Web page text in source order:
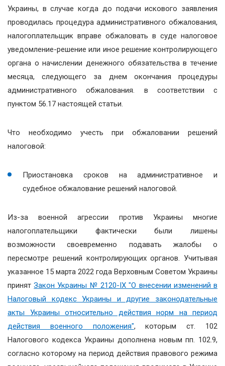
Украины, в случае когда до подачи искового заявления
проводилась процедура административного обжалования,
налогоплательщик вправе обжаловать в суде налоговое
уведомление-решение или иное решение контролирующего
органа о начислении денежного обязательства в течение
месяца, следующего за днем окончания процедуры
административного обжалования. в соответствии с
пунктом 56.17 настоящей статьи.
Что необходимо учесть при обжаловании решений
налоговой:
Приостановка сроков на административное и
судебное обжалование решений налоговой.
Из-за военной агрессии против Украины многие
налогоплательщики фактически были лишены
возможности своевременно подавать жалобы о
пересмотре решений контролирующих органов. Учитывая
указанное 15 марта 2022 года Верховным Советом Украины
принятЗакон Украины № 2120-ІХ "О внесении изменений в
Налоговый кодекс Украины и другие законодательные
акты Украины относительно действия норм на период
действия военного положения", которым ст. 102
Налогового кодекса Украины дополнена новым пп. 102.9,
согласно которому на период действия правового режима